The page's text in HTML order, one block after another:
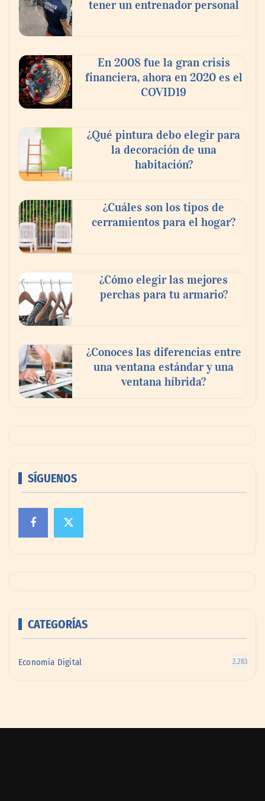
‘El ransomware se puede vencer. No
Ricardo Palacio Escobar
tener un entrenador personal
En 2008 fue la gran crisis
financiera, ahora en 2020 es el
COVID19
¿Qué pintura debo elegir para
la decoración de una
habitación?
¿Cuáles son los tipos de
cerramientos para el hogar?
¿Cómo elegir las mejores
perchas para tu armario?
¿Conoces las diferencias entre
una ventana estándar y una
ventana híbrida?
SÍGUENOS
CATEGORÍAS
Economía Digital 2.283